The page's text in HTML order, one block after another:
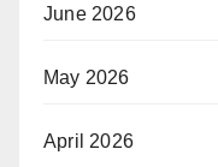
June 2026
May 2026
April 2026